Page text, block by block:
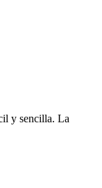
y sencilla. La